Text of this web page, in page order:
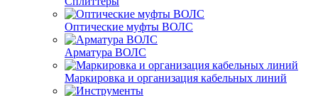
Оптические муфты ВОЛС
Арматура ВОЛС
Маркировка и организация кабельных линий